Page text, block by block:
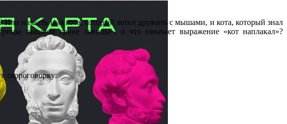
Или назвать имя кота, который хотел дружить с мышами, и кота, который знал
пышной гриве львицы», и что означает выражение «кот наплакал»?
скороговорку: